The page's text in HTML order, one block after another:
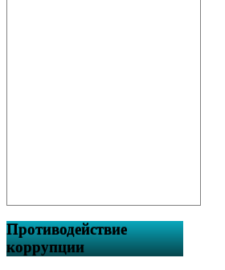
Противодействие
коррупции